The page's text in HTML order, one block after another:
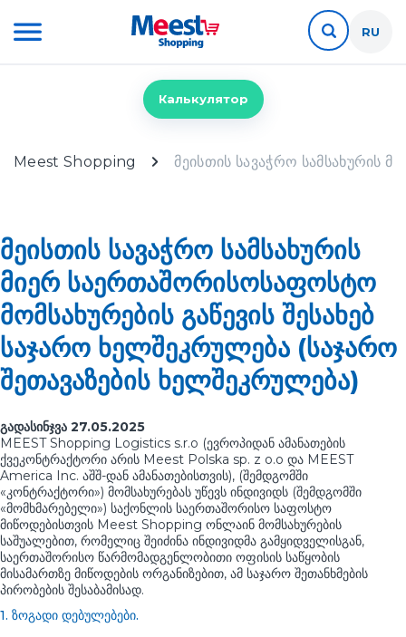
RU
Калькулятор
Meest Shopping მეისთის სავაჭრო სამსახურის
მეისთის სავაჭრო სამსახურის
მიერ საერთაშორისოსაფოსტო
მომსახურების გაწევის შესახებ
საჯარო ხელშეკრულება (საჯარო
შეთავაზების ხელშეკრულება)
გადასინჯვა 27.05.2025
MEEST Shopping Logistics s.r.o (ევროპიდან ამანათების
ქვეკონტრაქტორი არის Meest Polska sp. z o.o და MEEST
America Inc. აშშ-დან ამანათებისთვის), (შემდგომში
«კონტრაქტორი») მომსახურებას უწევს ინდივიდს (შემდგომში
«მომხმარებელი») საქონლის საერთაშორისო საფოსტო
მიწოდებისთვის Meest Shopping ონლაინ მომსახურების
საშუალებით, რომელიც შეიძინა ინდივიდმა გამყიდველისგან,
საერთაშორისო წარმომადგენლობითი ოფისის საწყობის
მისამართზე მიწოდების ორგანიზებით, ამ საჯარო შეთანხმების
პირობების შესაბამისად.
1. ზოგადი დებულებები.